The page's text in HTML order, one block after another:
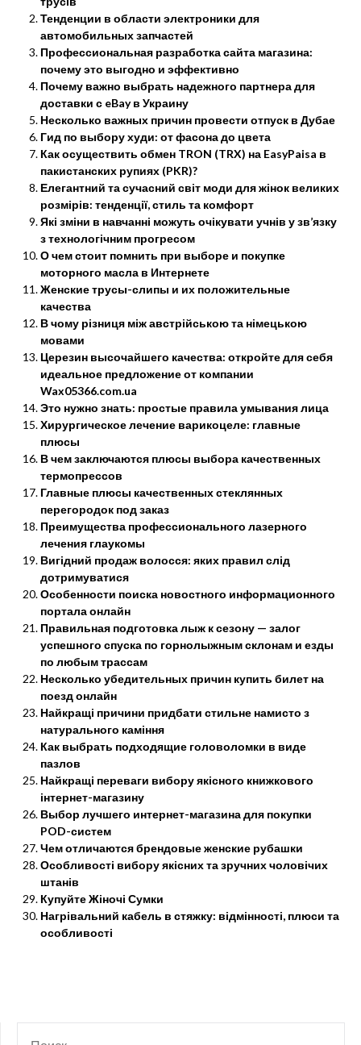
Тенденции в области электроники для
автомобильных запчастей
Профессиональная разработка сайта магазина:
почему это выгодно и эффективно
Почему важно выбрать надежного партнера для
доставки с eBay в Украину
Несколько важных причин провести отпуск в Дубае
Гид по выбору худи: от фасона до цвета
Как осуществить обмен TRON (TRX) на EasyPaisa в
пакистанских рупиях (PKR)?
Елегантний та сучасний світ моди для жінок великих
розмірів: тенденції, стиль та комфорт
Які зміни в навчанні можуть очікувати учнів у зв’язку
з технологічним прогресом
О чем стоит помнить при выборе и покупке
моторного масла в Интернете
Женские трусы-слипы и их положительные
качества
В чому різниця між австрійською та німецькою
мовами
Церезин высочайшего качества: откройте для себя
идеальное предложение от компании
Wax05366.com.ua
Это нужно знать: простые правила умывания лица
Хирургическое лечение варикоцеле: главные
плюсы
В чем заключаются плюсы выбора качественных
термопрессов
Главные плюсы качественных стеклянных
перегородок под заказ
Преимущества профессионального лазерного
лечения глаукомы
Вигідний продаж волосся: яких правил слід
дотримуватися
Особенности поиска новостного информационного
портала онлайн
Правильная подготовка лыж к сезону — залог
успешного спуска по горнолыжным склонам и езды
по любым трассам
Несколько убедительных причин купить билет на
поезд онлайн
Найкращі причини придбати стильне намисто з
натурального каміння
Как выбрать подходящие головоломки в виде
пазлов
Найкращі переваги вибору якісного книжкового
інтернет-магазину
Выбор лучшего интернет-магазина для покупки
POD-систем
Чем отличаются брендовые женские рубашки
Особливості вибору якісних та зручних чоловічих
штанів
Купуйте Жіночі Сумки
Нагрівальний кабель в стяжку: відмінності, плюси та
особливості